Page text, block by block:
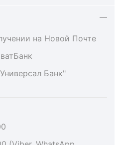
на Новой Почте
Банк"